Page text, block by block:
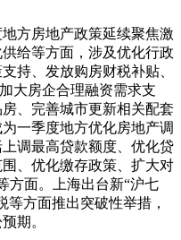
方房地产政策延续聚焦激
给等方面，涉及优化行政
持、发放购房财税补贴、
大房企合理融资需求支
、完善城市更新相关配套
一季度地方优化房地产调
调最高贷款额度、优化贷
、优化缴存政策、扩大对
方面。上海出台新“沪七
方面推出突破性举措，
期。